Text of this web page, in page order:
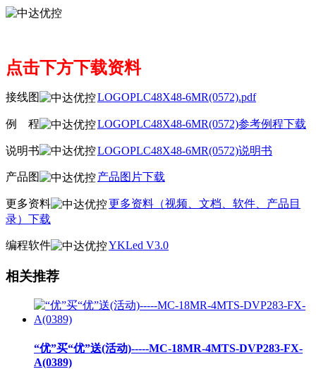
点击下方下载资料
接线图 LOGOPLC48X48-6MR(0572).pdf
例 程 LOGOPLC48X48-6MR(0572)参考例程下载
说明书 LOGOPLC48X48-6MR(0572)说明书
产品图 产品图片下载
更多资料
更多资料（视频、文档、软件、产品目
录）下载
编程软件 YKLed V3.0
相关推荐
“优”买“优”送(活动)-----MC-18MR-4MTS-DVP283-FX-
A(0389)